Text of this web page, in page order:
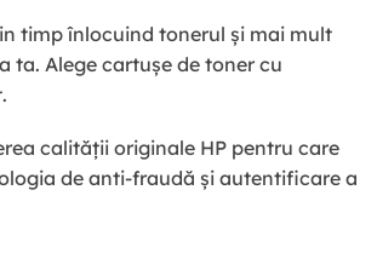
timp înlocuind tonerul și mai mult
ta. Alege cartușe de toner cu
calității originale HP pentru care
de anti-fraudă și autentificare a